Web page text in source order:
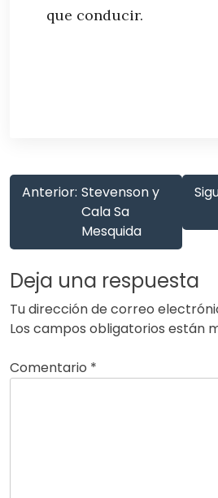
que conducir.
Anterior: Stevenson y
Cala Sa
Mesquida
Deja una respuesta
Tu dirección de correo
Los campos obligatorios están
Comentario *